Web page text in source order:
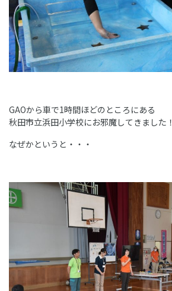
GAOから車で1時間ほどのところにある
秋田市立浜田小学校にお邪魔してきました！
なぜかというと・・・